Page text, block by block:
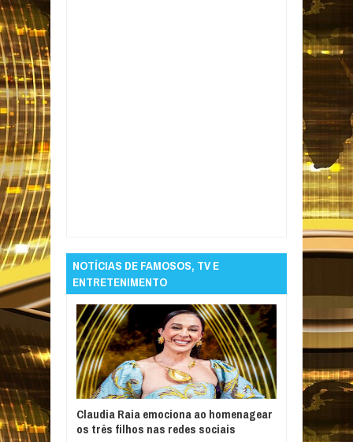
NOTÍCIAS DE FAMOSOS, TV E
ENTRETENIMENTO
Claudia Raia emociona ao homenagear
os três filhos nas redes sociais